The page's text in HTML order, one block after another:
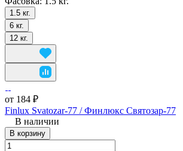
1.5 кг.
6 кг.
12 кг.
от 184 ₽
Finlux Svatozar-77 / Финлюкс Святозар-77
В наличии
В корзину